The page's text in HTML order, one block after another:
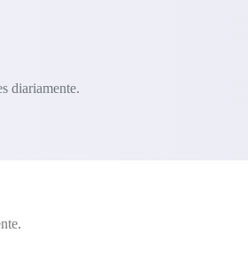
diariamente.